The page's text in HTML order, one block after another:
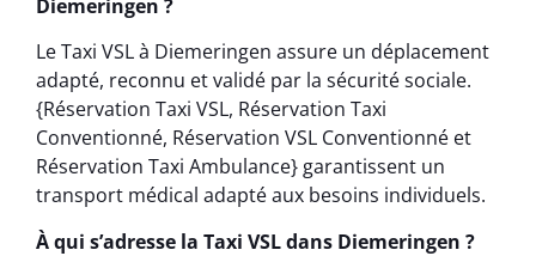
Diemeringen ?
Le Taxi VSL à Diemeringen assure un déplacement
adapté, reconnu et validé par la sécurité sociale.
{Réservation Taxi VSL, Réservation Taxi
Conventionné, Réservation VSL Conventionné et
Réservation Taxi Ambulance} garantissent un
transport médical adapté aux besoins individuels.
À qui s’adresse la Taxi VSL dans Diemeringen ?